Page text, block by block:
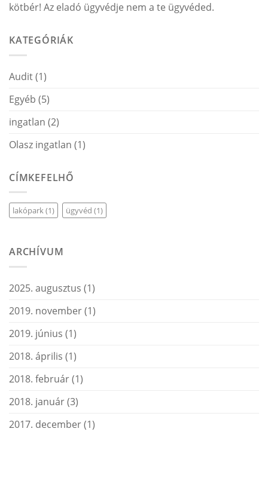
kötbér! Az eladó ügyvédje nem a te ügyvéded.
KATEGÓRIÁK
Audit(1)
Egyéb (5)
ingatlan (2)
Olasz ingatlan (1)
CÍMKEFELHŐ
lakópark(1) ügyvéd (1)
ARCHÍVUM
2025. augusztus (1)
2019. november(1)
2019. június (1)
2018. április (1)
2018. február(1)
2018. január(3)
2017. december(1)